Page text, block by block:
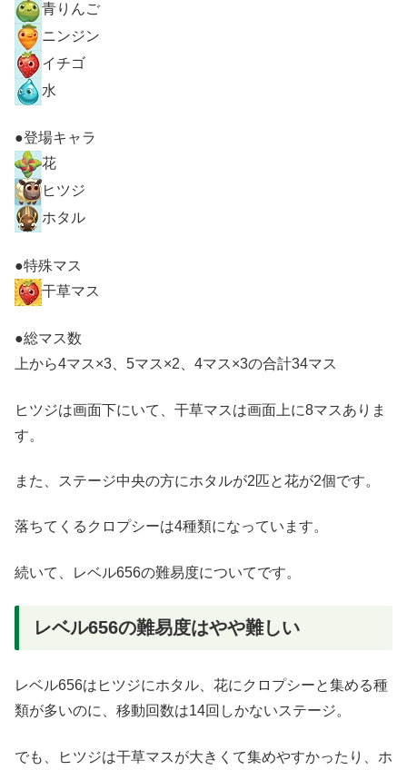
青りんご
ニンジン
イチゴ
水
●登場キャラ
花
ヒツジ
ホタル
●特殊マス
干草マス
●総マス数
上から4マス×3、5マス×2、4マス×3の合計34マス
ヒツジは画面下にいて、干草マスは画面上に8マスありま
す。
また、ステージ中央の方にホタルが2匹と花が2個です。
落ちてくるクロプシーは4種類になっています。
続いて、レベル656の難易度についてです。
レベル656の難易度はやや難しい
レベル656はヒツジにホタル、花にクロプシーと集める種
類が多いのに、移動回数は14回しかないステージ。
でも、ヒツジは干草マスが大きくて集めやすかったり、ホ